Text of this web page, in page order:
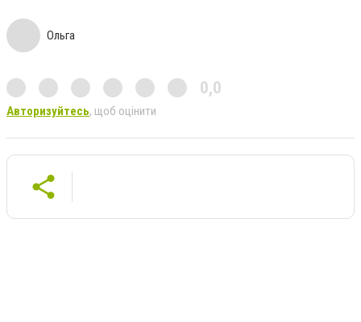
Ольга
0,0
Авторизуйтесь, щоб оцінити